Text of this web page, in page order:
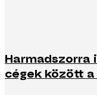
Harmadszorra
cégek között a